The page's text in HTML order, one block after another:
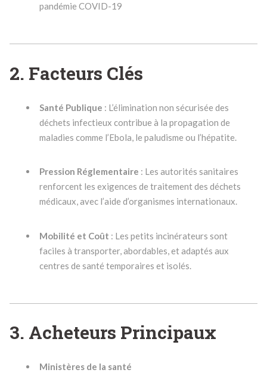
pandémie COVID-19
2. Facteurs Clés
Santé Publique : L’élimination non sécurisée des
déchets infectieux contribue à la propagation de
maladies comme l’Ebola, le paludisme ou l’hépatite.
Pression Réglementaire : Les autorités sanitaires
renforcent les exigences de traitement des déchets
médicaux, avec l’aide d’organismes internationaux.
Mobilité et Coût : Les petits incinérateurs sont
faciles à transporter, abordables, et adaptés aux
centres de santé temporaires et isolés.
3. Acheteurs Principaux
Ministères de la santé